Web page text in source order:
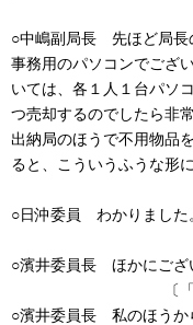
○中嶋副局長 先ほど局長
事務用のパソコンでござ
いては、各１人１台パソ
つ売却するのでしたら非
出納局のほうで不用物品
ると、こういうふうな形
○日沖委員 わかりました
○濱井委員長 ほかにござ
〔「なし」
○濱井委員長 私のほうか